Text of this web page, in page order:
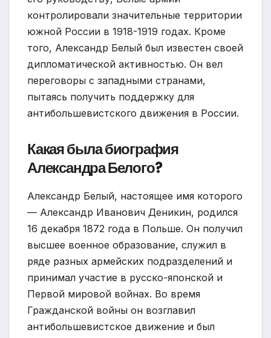
контролировали значительные территории
южной России в 1918-1919 годах. Кроме
того, Александр Белый был известен своей
дипломатической активностью. Он вел
переговоры с западными странами,
пытаясь получить поддержку для
антибольшевистского движения в России.
Какая была биография
Александра Белого?
Александр Белый, настоящее имя которого
— Александр Иванович Деникин, родился
16 декабря 1872 года в Польше. Он получил
высшее военное образование, служил в
ряде разных армейских подразделений и
принимал участие в русско-японской и
Первой мировой войнах. Во время
Гражданской войны он возглавил
антибольшевистское движение и был